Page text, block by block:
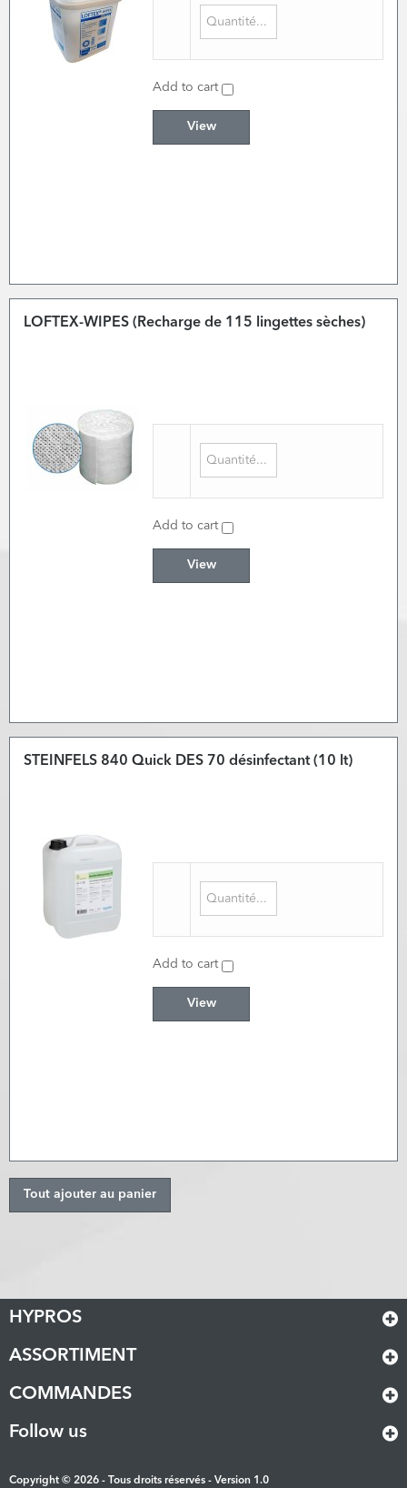
Add to cart
View
LOFTEX-WIPES (Recharge de 115 lingettes sèches)
Add to cart
View
STEINFELS 840 Quick DES 70 désinfectant (10 lt)
Add to cart
View
Tout ajouter au panier
HYPROS
Copyright © 2026 - Tous droits réservés - Version 1.0
ASSORTIMENT
COMMANDES
Follow us